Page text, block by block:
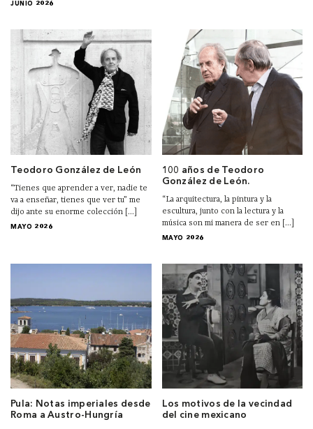
JUNIO 2026
Teodoro González de León
“Tienes que aprender a ver, nadie te
va a enseñar, tienes que ver tu” me
dijo ante su enorme colección [...]
MAYO 2026
100 años de Teodoro
González de León.
“La arquitectura, la pintura y la
escultura, junto con la lectura y la
música son mi manera de ser en [...]
MAYO 2026
Pula: Notas imperiales desde
Roma a Austro-Hungría
Los motivos de la vecindad
del cine mexicano